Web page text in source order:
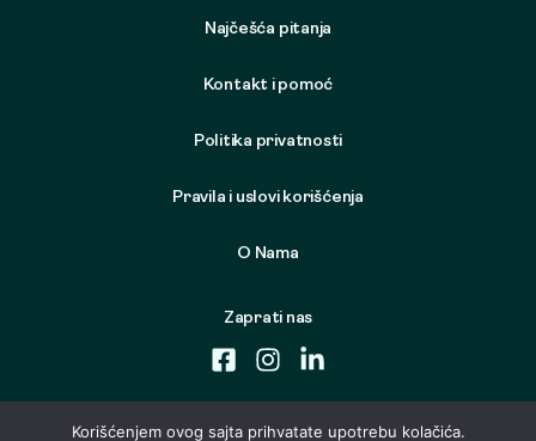
Najčešća pitanja
Kontakt i pomoć
Politika privatnosti
Pravila i uslovi korišćenja
O Nama
Zaprati nas
Korišćenjem ovog sajta prihvatate upotrebu kolačića.